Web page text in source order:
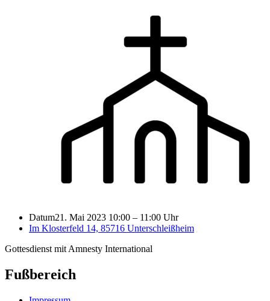
Datum21. Mai 2023 10:00 – 11:00 Uhr
Im Klosterfeld 14, 85716 Unterschleißheim
Gottesdienst mit Amnesty International
Fußbereich